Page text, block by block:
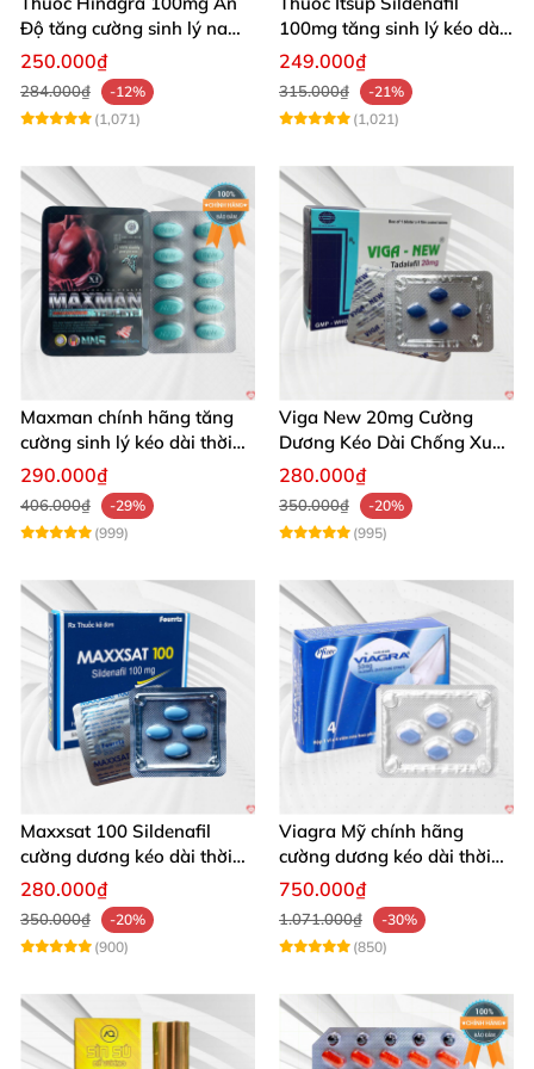
Độ tăng cường sinh lý nam
hindgra-100 chống xts
cương dương
250.000₫
284.000₫
-12%
(1,071)
100mg tăng sinh lý kéo dài
quan hệ nam giới
249.000₫
315.000₫
-21%
(1,021)
Maxman chính hãng tăng
cường sinh lý kéo dài thời
gian xuất tinh
290.000₫
406.000₫
-29%
(999)
Viga New 20mg Cường
Dương Kéo Dài Chống Xuất
Tinh Hộp 4 Viên
280.000₫
350.000₫
-20%
(995)
Maxxsat 100 Sildenafil
cường dương kéo dài thời
gian cho nam
280.000₫
350.000₫
-20%
(900)
Viagra Mỹ chính hãng
cường dương kéo dài thời
gian nhập khẩu
750.000₫
1.071.000₫
-30%
(850)